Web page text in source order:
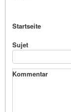
Startseite
Sujet
Kommentar